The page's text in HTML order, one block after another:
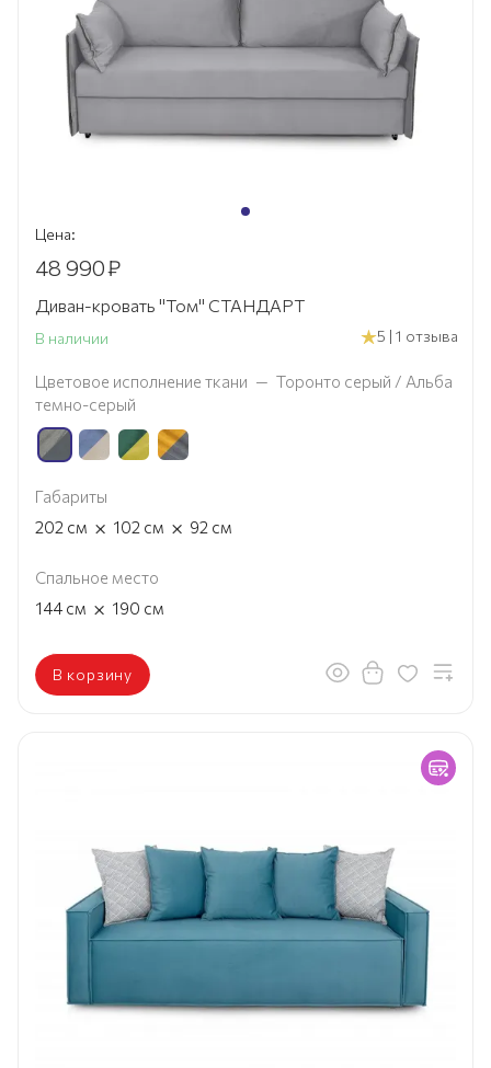
Цена:
48 990₽
Диван-кровать "Том" СТАНДАРТ
В наличии 5 | 1 отзыва
Цветовое исполнение ткани — Торонто серый / Альба
темно-серый
Габариты
202 см × 102 см × 92 см
Спальное место
144 см × 190 см
В корзину